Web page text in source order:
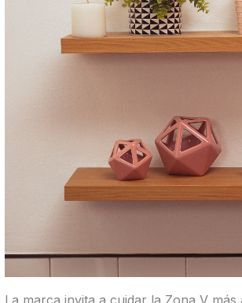
La marca invita a cuidar la Zona V